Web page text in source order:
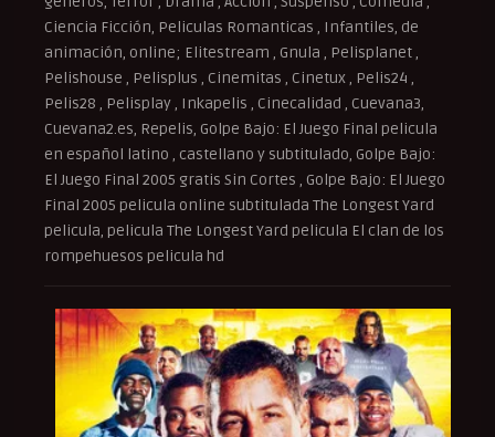
Ciencia Ficción, Peliculas Romanticas , Infantiles, de
animación, online; Elitestream , Gnula , Pelisplanet ,
Pelishouse , Pelisplus , Cinemitas , Cinetux , Pelis24 ,
Pelis28 , Pelisplay , Inkapelis , Cinecalidad , Cuevana3,
Cuevana2.es, Repelis, Golpe Bajo: El Juego Final pelicula
en español latino , castellano y subtitulado, Golpe Bajo:
El Juego Final 2005 gratis Sin Cortes , Golpe Bajo: El Juego
Final 2005 pelicula online subtitulada The Longest Yard
pelicula, pelicula The Longest Yard pelicula El clan de los
rompehuesos pelicula hd